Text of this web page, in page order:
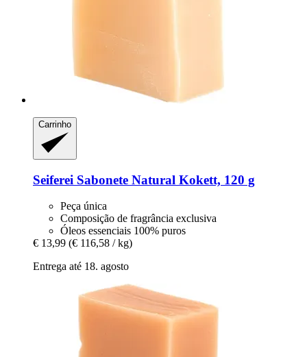
Carrinho
Seiferei Sabonete Natural Kokett, 120 g
Peça única
Composição de fragrância exclusiva
Óleos essenciais 100% puros
€ 13,99 (€ 116,58 / kg)
Entrega até 18. agosto